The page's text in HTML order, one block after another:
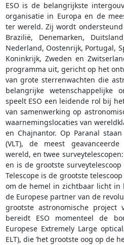
ESO is de belangrijkste
organisatie in Europa en de
ter wereld. Zij wordt
Brazilië, Denemarken,
Nederland, Oostenrijk, Portugal,
Koninkrijk, Zweden en
programma uit, gericht op het
van grote sterrenwachten die
belangrijke wetenschappelijke
speelt ESO een leidende rol bij
van samenwerking op
waarnemingslocaties van
en Chajnantor. Op Paranal staan
(VLT), de meest
wereld, en twee
en is de grootste
Telescope is de grootste
om de hemel in zichtbaar licht in
de Europese partner van de
grootste astronomische project
bereidt ESO momenteel de
Europese Extremely Large
ELT), die ‘het grootste oog op de